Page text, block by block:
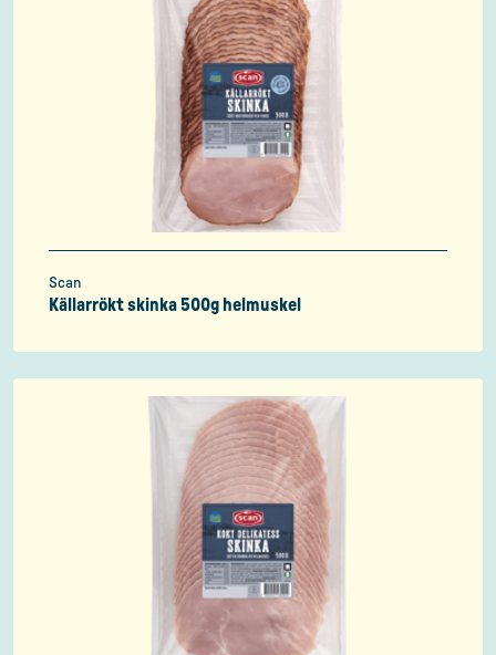
Scan
Källarrökt skinka 500g helmuskel